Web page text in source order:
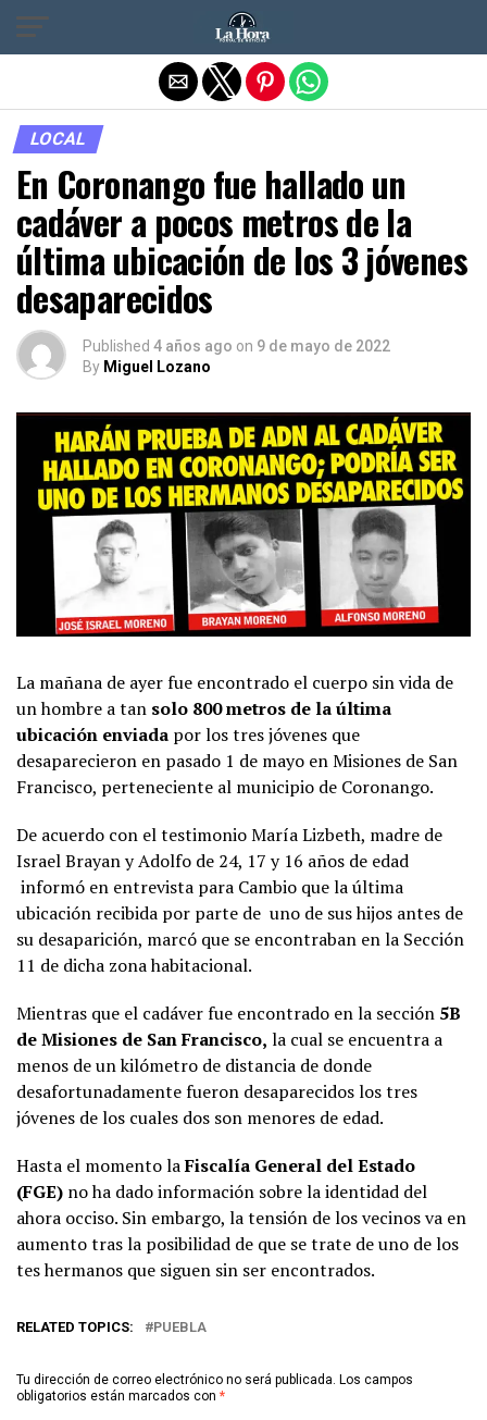
LOCAL
En Coronango fue hallado un
cadáver a pocos metros de la
última ubicación de los 3 jóvenes
desaparecidos
Published 4 años ago on 9 de mayo de 2022
By Miguel Lozano
La mañana de ayer fue encontrado el cuerpo sin vida de
un hombre a tan solo 800 metros de la última
ubicación enviada por los tres jóvenes que
desaparecieron en pasado 1 de mayo en Misiones de San
Francisco, perteneciente al municipio de Coronango.
De acuerdo con el testimonio María Lizbeth, madre de
Israel Brayan y Adolfo de 24, 17 y 16 años de edad
informó en entrevista para Cambio que la última
ubicación recibida por parte de uno de sus hijos antes de
su desaparición, marcó que se encontraban en la Sección
11 de dicha zona habitacional.
Mientras que el cadáver fue encontrado en la sección 5B
de Misiones de San Francisco, la cual se encuentra a
menos de un kilómetro de distancia de donde
desafortunadamente fueron desaparecidos los tres
jóvenes de los cuales dos son menores de edad.
Hasta el momento laFiscalía General del Estado
(FGE) no ha dado información sobre la identidad del
ahora occiso. Sin embargo, la tensión de los vecinos va en
aumento tras la posibilidad de que se trate de uno de los
tes hermanos que siguen sin ser encontrados.
RELATED TOPICS: PUEBLA
Tu dirección de correo electrónico no será publicada. Los campos
obligatorios están marcados con *
Salir de la versión móvil